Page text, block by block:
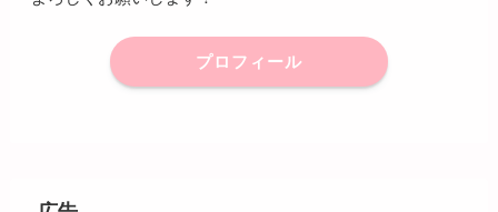
プロフィール